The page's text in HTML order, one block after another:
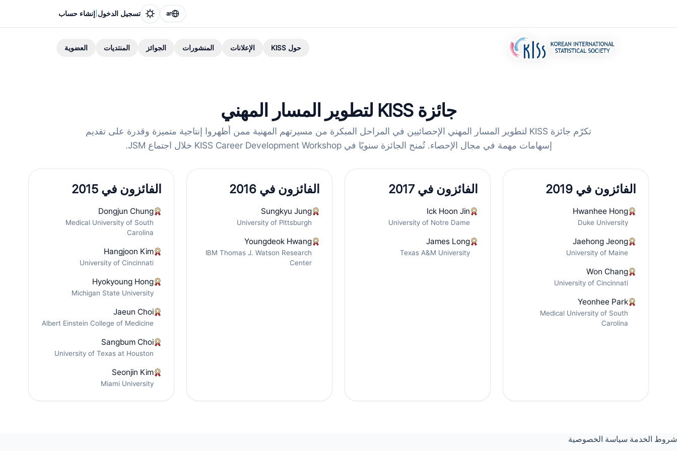
ar تسجيل الدخول إنشاء حساب
حول KISS الإعلانات المنشورات الجوائز المنتديات العضوية
جائزة KISS لتطوير المسار المهني
تكرّم جائزة KISS لتطوير المسار المهني الإحصائيين في المراحل المبكرة من مسيرتهم المهنية ممن أظهروا إنتاجية متميزة وقدرة على تقديم
إسهامات مهمة في مجال الإحصاء. تُمنح الجائزة سنويًا في KISS Career Development Workshop خلال اجتماع JSM.
الفائزون في 2019
Hwanhee Hong
Duke University
Jaehong Jeong
University of Maine
Won Chang
University of Cincinnati
Yeonhee Park
Medical University of South
Carolina
الفائزون في 2017
Ick Hoon Jin
University of Notre Dame
James Long
Texas A&M University
الفائزون في 2016
Sungkyu Jung
University of Pittsburgh
Youngdeok Hwang
IBM Thomas J. Watson Research
Center
الفائزون في 2015
Dongjun Chung
Medical University of South
Carolina
Hangjoon Kim
University of Cincinnati
Hyokyoung Hong
Michigan State University
Jaeun Choi
Albert Einstein College of Medicine
Sangbum Choi
University of Texas at Houston
Seonjin Kim
Miami University
شروط الخدمة سياسة الخصوصية